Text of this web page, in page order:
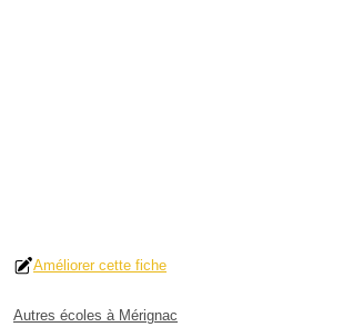
Améliorer cette fiche
Autres écoles à Mérignac